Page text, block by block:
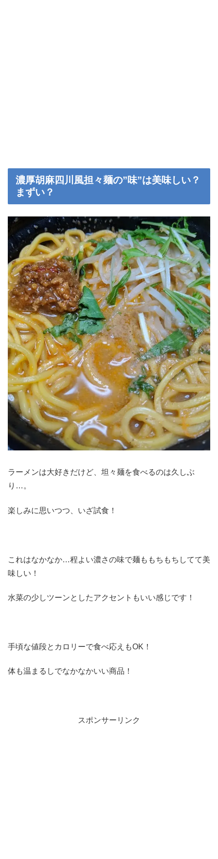
濃厚胡麻四川風担々麺の”味”は美味しい？
まずい？
ラーメンは大好きだけど、坦々麺を食べるのは久しぶ
り…。
楽しみに思いつつ、いざ試食！
これはなかなか…程よい濃さの味で麺ももちもちしてて美
味しい！
水菜の少しツーンとしたアクセントもいい感じです！
手頃な値段とカロリーで食べ応えもOK！
体も温まるしでなかなかいい商品！
スポンサーリンク